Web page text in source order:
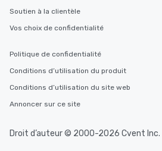
Soutien à la clientèle
Vos choix de confidentialité
Politique de confidentialité
Conditions d’utilisation du produit
Conditions d’utilisation du site web
Annoncer sur ce site
Droit d’auteur © 2000-2026 Cvent Inc.